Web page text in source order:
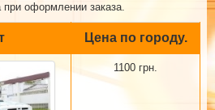
при оформлении заказа.
Цена по городу.
1100 грн.